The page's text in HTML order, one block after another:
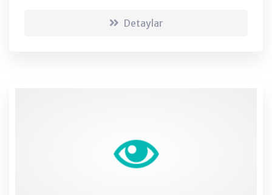
Deri Prick Testi,Pulmoner Embol...
Detaylar